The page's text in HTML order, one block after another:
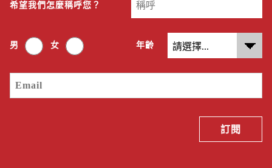
希望我們怎麼稱呼您？
男 女 年齡